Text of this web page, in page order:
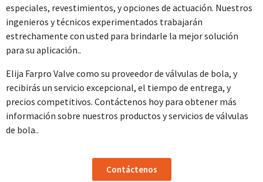
especiales, revestimientos, y opciones de actuación. Nuestros
ingenieros y técnicos experimentados trabajarán
estrechamente con usted para brindarle la mejor solución
para su aplicación..
Elija Farpro Valve como su proveedor de válvulas de bola, y
recibirás un servicio excepcional, el tiempo de entrega, y
precios competitivos. Contáctenos hoy para obtener más
información sobre nuestros productos y servicios de válvulas
de bola..
Contáctenos